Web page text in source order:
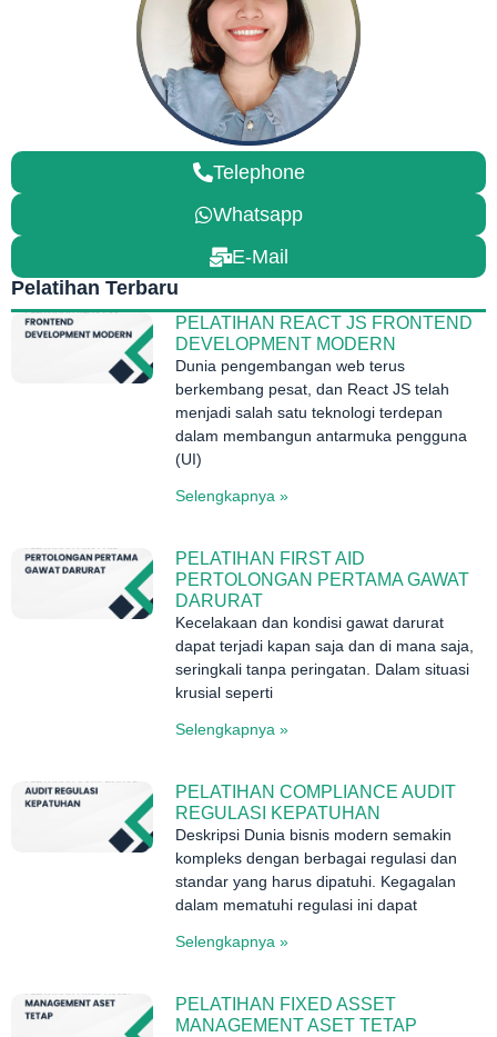
Telephone
Whatsapp
E-Mail
Pelatihan Terbaru
PELATIHAN REACT JS FRONTEND
DEVELOPMENT MODERN
Dunia pengembangan web terus
berkembang pesat, dan React JS telah
menjadi salah satu teknologi terdepan
dalam membangun antarmuka pengguna
(UI)
Selengkapnya »
PELATIHAN FIRST AID
PERTOLONGAN PERTAMA GAWAT
DARURAT
Kecelakaan dan kondisi gawat darurat
dapat terjadi kapan saja dan di mana saja,
seringkali tanpa peringatan. Dalam situasi
krusial seperti
Selengkapnya »
PELATIHAN COMPLIANCE AUDIT
REGULASI KEPATUHAN
Deskripsi Dunia bisnis modern semakin
kompleks dengan berbagai regulasi dan
standar yang harus dipatuhi. Kegagalan
dalam mematuhi regulasi ini dapat
Selengkapnya »
PELATIHAN FIXED ASSET
MANAGEMENT ASET TETAP